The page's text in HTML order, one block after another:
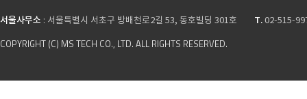
서울사무소 : 서울특별시 서초구 방배천로2길 53, 동호빌딩 301호 T. 02-515-
COPYRIGHT (C) MS TECH CO., LTD. ALL RIGHTS RESERVED.